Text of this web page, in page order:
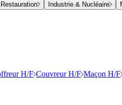
Industrie & Nucléaire
H/F Couvreur H/F Maçon H/F